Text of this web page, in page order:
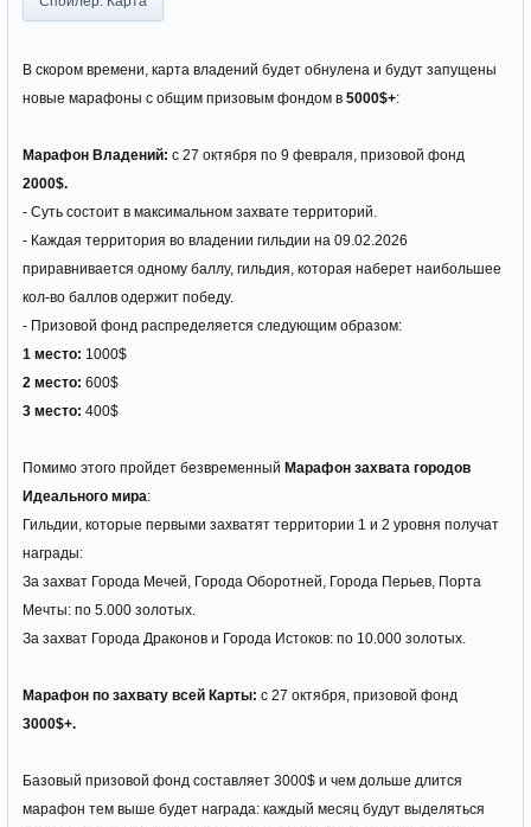
В скором времени, карта владений будет обнулена и будут запущены
новые марафоны с общим призовым фондом в 5000$+:
Марафон Владений: с 27 октября по 9 февраля, призовой фонд
2000$.
- Суть состоит в максимальном захвате территорий.
- Каждая территория во владении гильдии на 09.02.2026
приравнивается одному баллу, гильдия, которая наберет наибольшее
кол-во баллов одержит победу.
- Призовой фонд распределяется следующим образом:
1 место: 1000$
2 место: 600$
3 место: 400$
Помимо этого пройдет безвременный Марафон захвата городов
Идеального мира:
Гильдии, которые первыми захватят территории 1 и 2 уровня получат
награды:
За захват Города Мечей, Города Оборотней, Города Перьев, Порта
Мечты: по 5.000 золотых.
За захват Города Драконов и Города Истоков: по 10.000 золотых.
Марафон по захвату всей Карты: с 27 октября, призовой фонд
3000$+.
Базовый призовой фонд составляет 3000$ и чем дольше длится
марафон тем выше будет награда: каждый месяц будут выделяться